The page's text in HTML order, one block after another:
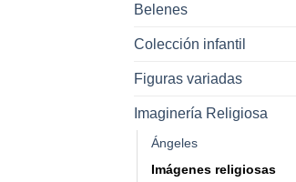
Belenes
Colección infantil
Figuras variadas
Imaginería Religiosa
Ángeles
Imágenes religiosas